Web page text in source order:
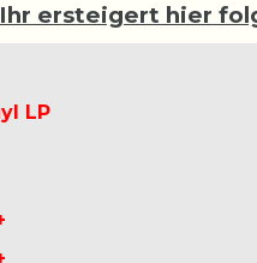
Ihr ersteigert hier
LP